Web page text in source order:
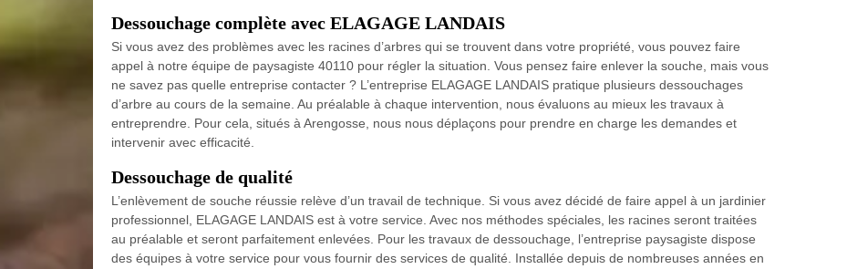
Dessouchage complète avec ELAGAGE LANDAIS
Si vous avez des problèmes avec les racines d’arbres qui se trouvent dans votre propriété, vous pouvez faire
appel à notre équipe de paysagiste 40110 pour régler la situation. Vous pensez faire enlever la souche, mais vous
ne savez pas quelle entreprise contacter ? L’entreprise ELAGAGE LANDAIS pratique plusieurs dessouchages
d’arbre au cours de la semaine. Au préalable à chaque intervention, nous évaluons au mieux les travaux à
entreprendre. Pour cela, situés à Arengosse, nous nous déplaçons pour prendre en charge les demandes et
intervenir avec efficacité.
Dessouchage de qualité
L’enlèvement de souche réussie relève d’un travail de technique. Si vous avez décidé de faire appel à un jardinier
professionnel, ELAGAGE LANDAIS est à votre service. Avec nos méthodes spéciales, les racines seront traitées
au préalable et seront parfaitement enlevées. Pour les travaux de dessouchage, l’entreprise paysagiste dispose
des équipes à votre service pour vous fournir des services de qualité. Installée depuis de nombreuses années en